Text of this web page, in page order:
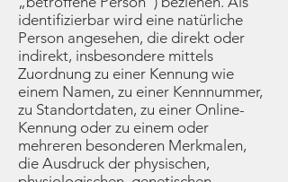
identifizierbar wird eine natürliche
Person angesehen, die direkt oder
indirekt, insbesondere mittels
Zuordnung zu einer Kennung wie
einem Namen, zu einer Kennnummer,
zu Standortdaten, zu einer Online-
Kennung oder zu einem oder
mehreren besonderen Merkmalen,
die Ausdruck der physischen,